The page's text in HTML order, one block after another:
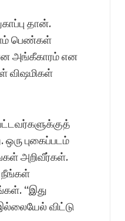
தான்.
பெண்கள்
அங்கீகாரம் என
விஷமிகள்
புகைப்படம்
அறிவீர்கள்.
நீங்கள்
“இது
விட்டு